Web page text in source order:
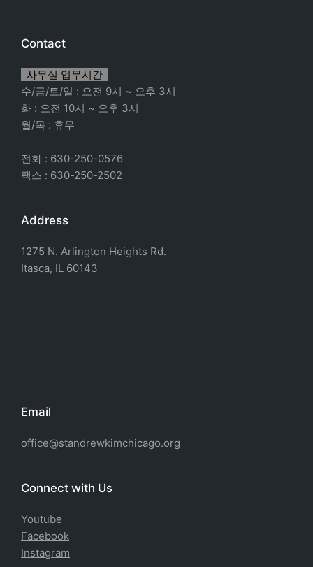
Contact
사무실 업무시간
수/금/토/일 : 오전 9시 ~ 오후 3시
화 : 오전 10시 ~ 오후 3시
월/목 : 휴무
전화 : 630-250-0576
팩스 : 630-250-2502
Address
1275 N. Arlington Heights Rd.
Itasca, IL 60143
Email
office@standrewkimchicago.org
Connect with Us
Youtube
Facebook
Instagram